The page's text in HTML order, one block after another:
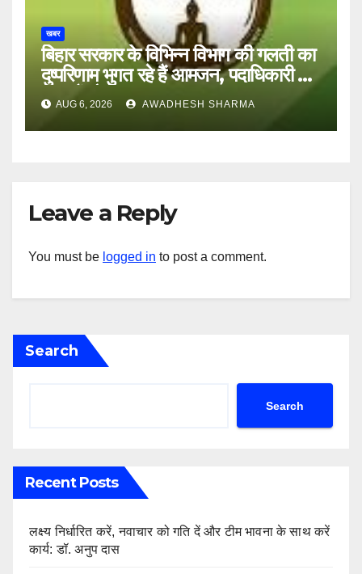
खबर
बिहार सरकार के विभिन्न विभाग की गलती का
दुष्परिणाम भुगत रहे हैं आमजन, पदाधिकारी और
अन्य हैं मौन
AUG 6, 2026 AWADHESH SHARMA
Leave a Reply
You must be logged in to post a comment.
Search
Search
Recent Posts
लक्ष्य निर्धारित करें, नवाचार को गति दें और टीम भावना के साथ करें
कार्य: डॉ. अनुप दास